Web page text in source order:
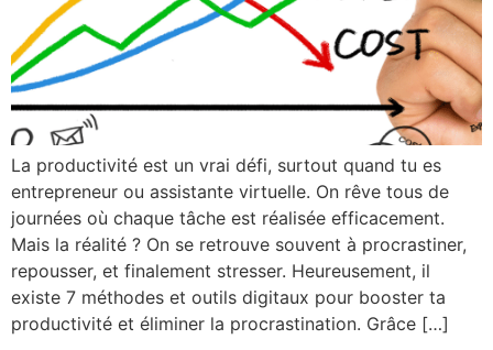
La productivité est un vrai défi, surtout quand tu es
entrepreneur ou assistante virtuelle. On rêve tous de
journées où chaque tâche est réalisée efficacement.
Mais la réalité ? On se retrouve souvent à procrastiner,
repousser, et finalement stresser. Heureusement, il
existe 7 méthodes et outils digitaux pour booster ta
productivité et éliminer la procrastination. Grâce […]